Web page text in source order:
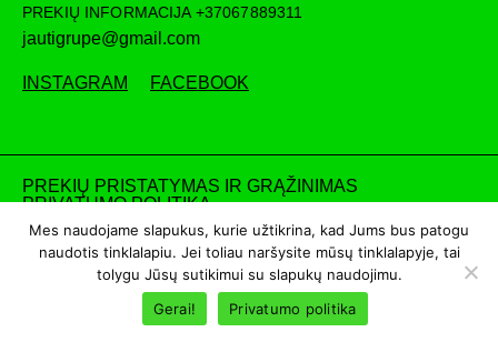
PREKIŲ INFORMACIJA +37067889311
jautigrupe@gmail.com
INSTAGRAM FACEBOOK
PREKIŲ PRISTATYMAS IR GRĄŽINIMAS
PRIVATUMO POLITIKA
Mes naudojame slapukus, kurie užtikrina, kad Jums bus patogu
naudotis tinklalapiu. Jei toliau naršysite mūsų tinklalapyje, tai
tolygu Jūsų sutikimui su slapukų naudojimu.
Gerai!
Privatumo politika